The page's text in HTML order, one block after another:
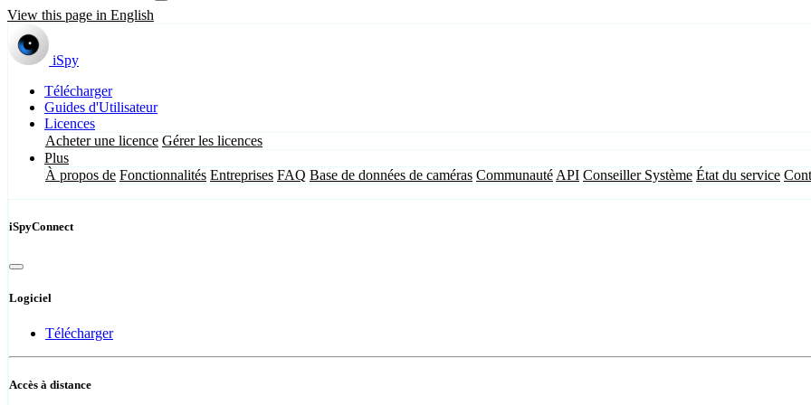
View this page in English
iSpy
Télécharger
Guides d'Utilisateur
Licences
Acheter une licence Gérer les licences
Plus
À propos de Fonctionnalités Entreprises FAQ Base de données de caméras Communauté API Conseiller Système État du service
iSpyConnect
Logiciel
Télécharger
Accès à distance